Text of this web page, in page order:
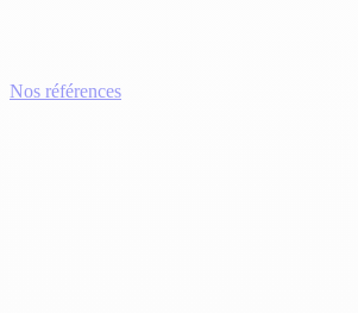
Nos références